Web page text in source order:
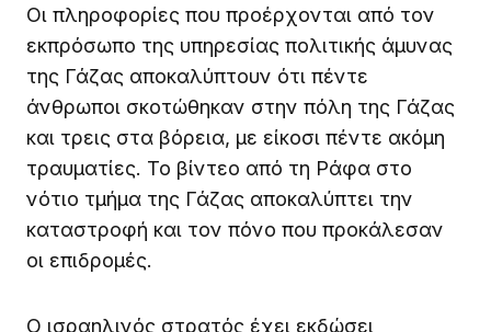
Οι πληροφορίες που προέρχονται από τον
εκπρόσωπο της υπηρεσίας πολιτικής άμυνας
της Γάζας αποκαλύπτουν ότι πέντε
άνθρωποι σκοτώθηκαν στην πόλη της Γάζας
και τρεις στα βόρεια, με είκοσι πέντε ακόμη
τραυματίες. Το βίντεο από τη Ράφα στο
νότιο τμήμα της Γάζας αποκαλύπτει την
καταστροφή και τον πόνο που προκάλεσαν
οι επιδρομές.
Ο ισραηλινός στρατός έχει εκδώσει